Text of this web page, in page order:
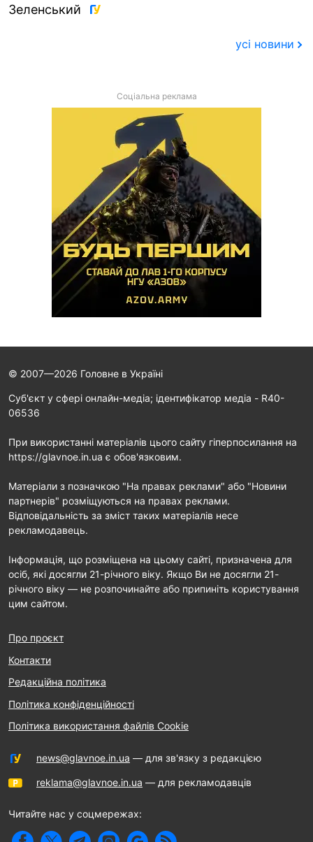
Зеленський
усі новини
Соціальна реклама
© 2007—2026 Головне в Україні
Cуб'єкт у сфері онлайн-медіа; ідентифікатор медіа - R40-
06536
При використанні матеріалів цього сайту гіперпосилання на
https://glavnoe.in.ua є обов'язковим.
Матеріали з позначкою "На правах реклами" або "Новини
партнерів" розміщуються на правах реклами.
Відповідальність за зміст таких матеріалів несе
рекламодавець.
Інформація, що розміщена на цьому сайті, призначена для
осіб, які досягли 21-річного віку. Якщо Ви не досягли 21-
річного віку — не розпочинайте або припиніть користування
цим сайтом.
Про проєкт
Контакти
Редакційна політика
Політика конфіденційності
Політика використання файлів Cookie
news@glavnoe.in.ua — для зв'язку з редакцією
reklama@glavnoe.in.ua — для рекламодавців
Читайте нас у соцмережах: